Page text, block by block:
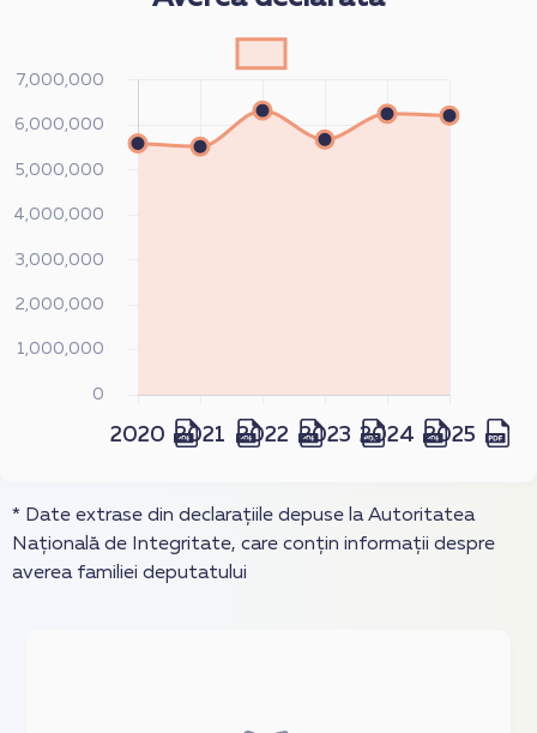
* Date extrase din declarațiile depuse la Autoritatea
Națională de Integritate, care conțin informații despre
averea familiei deputatului